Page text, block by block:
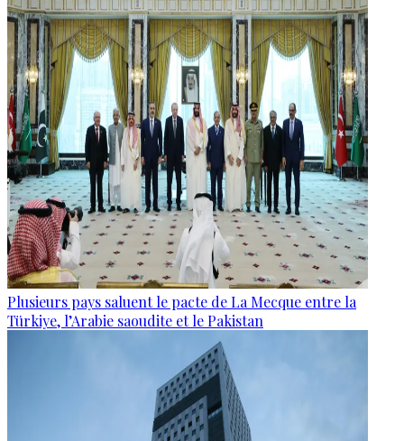
Plusieurs pays saluent le pacte de La Mecque entre la
Türkiye, l’Arabie saoudite et le Pakistan